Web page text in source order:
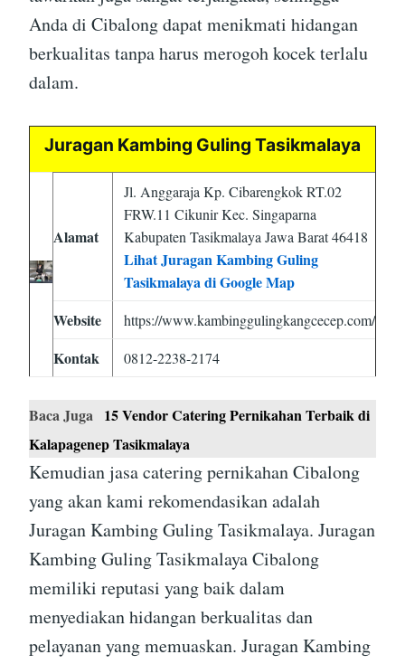
Anda di Cibalong dapat menikmati hidangan
berkualitas tanpa harus merogoh kocek terlalu
dalam.
Juragan Kambing Guling Tasikmalaya
Alamat
Jl. Anggaraja Kp. Cibarengkok RT.02
FRW.11 Cikunir Kec. Singaparna
Kabupaten Tasikmalaya Jawa Barat 46418
Lihat Juragan Kambing Guling
Tasikmalaya di Google Map
Website
https://www.kambinggulingkangcecep.com/
Kontak 0812-2238-2174
Baca Juga 15 Vendor Catering Pernikahan Terbaik di
Kalapagenep Tasikmalaya
Kemudian jasa catering pernikahan Cibalong
yang akan kami rekomendasikan adalah
Juragan Kambing Guling Tasikmalaya. Juragan
Kambing Guling Tasikmalaya Cibalong
memiliki reputasi yang baik dalam
menyediakan hidangan berkualitas dan
pelayanan yang memuaskan. Juragan Kambing